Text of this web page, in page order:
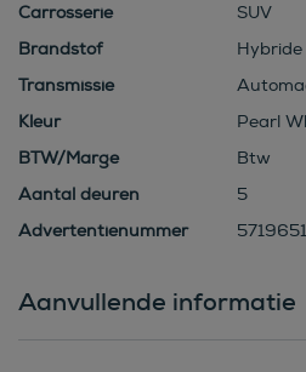
Carrosserie
SUV
Brandstof
Hybride
Transmissie
Kleur
Pearl
BTW/Marge
Btw
Aantal deuren
5
Advertentienummer
Aanvullende informatie